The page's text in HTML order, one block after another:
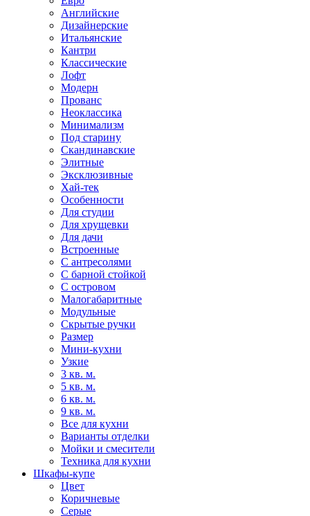
Английские
Дизайнерские
Итальянские
Кантри
Классические
Лофт
Модерн
Прованс
Неоклассика
Минимализм
Под старину
Скандинавские
Элитные
Эксклюзивные
Хай-тек
Особенности
Для студии
Для хрущевки
Для дачи
Встроенные
С антресолями
С барной стойкой
С островом
Малогабаритные
Модульные
Скрытые ручки
Размер
Мини-кухни
Узкие
3 кв. м.
5 кв. м.
6 кв. м.
9 кв. м.
Все для кухни
Варианты отделки
Мойки и смесители
Техника для кухни
Шкафы-купе
Цвет
Коричневые
Серые